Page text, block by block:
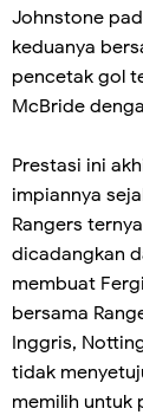
Johnstone
keduanya
pencetak gol
McBride
Prestasi ini
impiannya
Rangers
dicadangkan
membuat
bersama
Inggris,
tidak
memilih untuk